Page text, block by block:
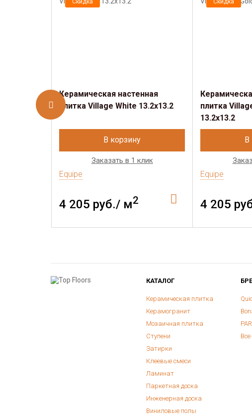
Скидка
Керамическая настенная
плитка Village White 13.2х13.2
В корзину
Заказать в 1 клик
Equipe
4 205 руб./ м2
Скидка
плитка
13.2х13.2
В
Equipe
4 205
КАТАЛОГ
Керамическая плитка
Керамогранит
Мозаичная плитка
Ступени
Затирки
Клеевые смеси
Ламинат
Паркетная доска
Инженерная доска
Виниловые полы